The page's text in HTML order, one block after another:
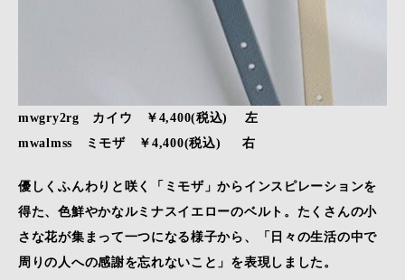
mwgry2rg カイウ ￥4,400(税込) 左
mwalmss ミモザ ￥4,400(税込) 右
優しくふんわりと咲く「ミモザ」からインスピレーションを
得た、色鮮やかなルミナスイエローのベルト。たくさんの小
さな花が集まって一つになる様子から、「日々の生活の中で
周りの人への感謝を忘れないこと」を表現しました。